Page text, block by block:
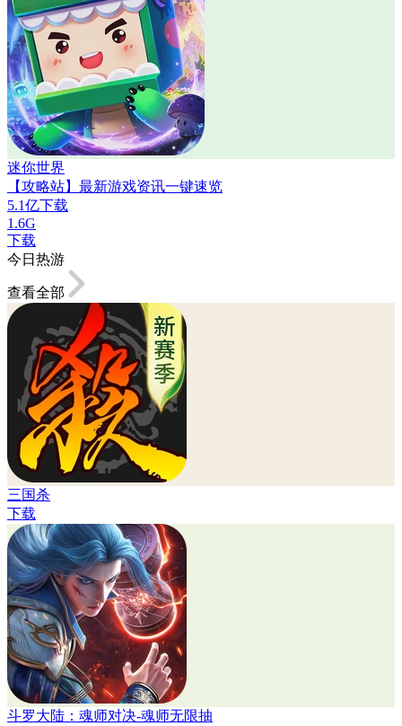
迷你世界
【攻略站】最新游戏资讯一键速览
5.1亿下载
1.6G
下载
今日热游
查看全部
三国杀
下载
斗罗大陆：魂师对决-魂师无限抽